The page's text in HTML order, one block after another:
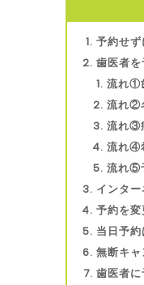
予約せ
歯医者
流れ①
流れ②
流れ③
流れ④
流れ⑤
インタ
予約を
当日予約
無断キ
歯医者